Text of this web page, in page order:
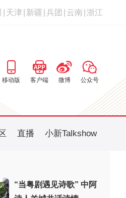
天津 新疆 兵团 云南 浙江
移动版 客户端 微博 公众号
直播 小新Talkshow
“当粤剧遇见诗歌” 中阿